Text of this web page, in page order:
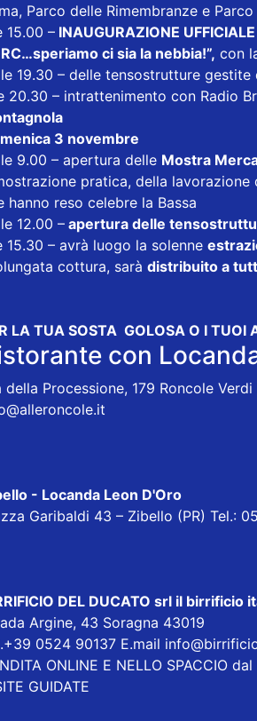
Parco delle Rimembranze e
15.00 – INAUGURAZIONE
ci sia la nebbia!”, con
19.30 – delle tensostrutture
20.30 – intrattenimento con Radio
3 novembre
9.00 – apertura delle Mostra
pratica, della
hanno reso celebre la Bassa
12.00 –apertura delle
15.30 – avrà luogo la solenne
cottura, sarà distribuito a
LA TUA SOSTA GOLOSA O I
con
della Processione, 179 Roncole
- Locanda Leon D'Oro
Garibaldi 43 – Zibello (PR) Tel.:
DEL DUCATO srl il birrificio
Argine, 43 Soragna 43019
0524 90137 E.mail
ONLINE E NELLO SPACCIO
GUIDATE